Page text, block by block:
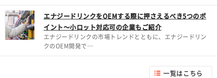
エナジードリンクをOEMする際に押さえるべき5つのポ
イント～小ロット対応可の企業もご紹介
エナジードリンクの市場トレンドとともに、エナジードリン
クのOEM開発で…
一覧はこちら